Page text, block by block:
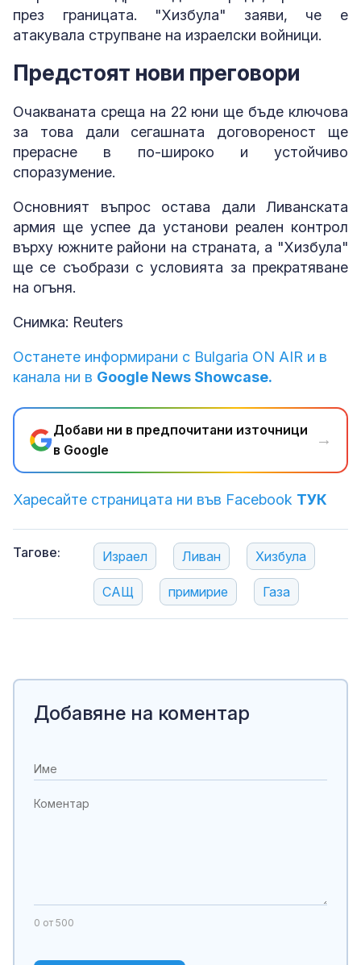
през границата. "Хизбула" заяви, че е
атакувала струпване на израелски войници.
Предстоят нови преговори
Очакваната среща на 22 юни ще бъде ключова
за това дали сегашната договореност ще
прерасне в по-широко и устойчиво
споразумение.
Основният въпрос остава дали Ливанската
армия ще успее да установи реален контрол
върху южните райони на страната, а "Хизбула"
ще се съобрази с условията за прекратяване
на огъня.
Снимка: Reuters
Останете информирани с Bulgaria ON AIR и в
канала ни в Google News Showcase.
Добави ни в предпочитани източници
в Google
→
Харесайте страницата ни във Facebook ТУК
Тагове: Израел Ливан Хизбула
САЩ примирие Газа
Добавяне на коментар
0 от 500